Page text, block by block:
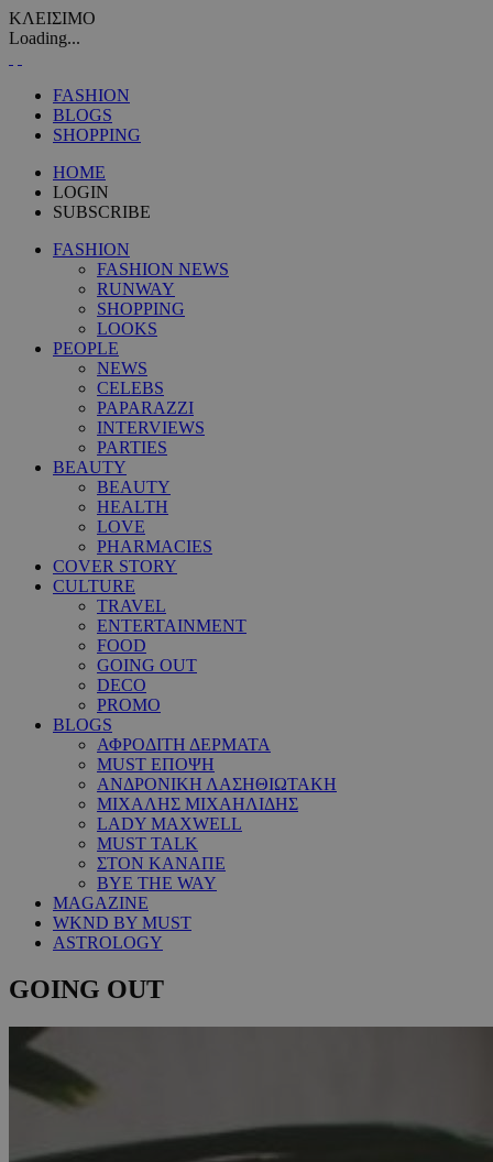
ΚΛΕΙΣΙΜΟ
Loading...
FASHION
BLOGS
SHOPPING
HOME
LOGIN
SUBSCRIBE
FASHION
FASHION NEWS
RUNWAY
SHOPPING
LOOKS
PEOPLE
NEWS
CELEBS
PAPARAZZI
INTERVIEWS
PARTIES
BEAUTY
BEAUTY
HEALTH
LOVE
PHARMACIES
COVER STORY
CULTURE
TRAVEL
ENTERTAINMENT
FOOD
GOING OUT
DECO
PROMO
BLOGS
ΑΦΡΟΔΙΤΗ ΔΕΡΜΑΤΑ
MUST ΕΠΟΨΗ
ΑΝΔΡΟΝΙΚΗ ΛΑΣΗΘΙΩΤΑΚΗ
ΜΙΧΑΛΗΣ ΜΙΧΑΗΛΙΔΗΣ
LADY MAXWELL
MUST TALK
ΣΤΟΝ ΚΑΝΑΠΕ
BYE THE WAY
MAGAZINE
WKND BY MUST
ASTROLOGY
GOING OUT